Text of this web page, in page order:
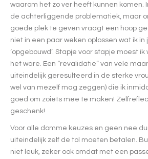
waarom het zo ver heeft kunnen komen.
de achterliggende problematiek, maar
goede plek te geven vraagt een hoop
niet in een paar weken oplossen wat ik in
‘opgebouwd’. Stapje voor stapje moest
het ware. Een “revalidatie” van vele
uiteindelijk geresulteerd in de sterke
wel van mezelf mag zeggen) die ik
goed om zoiets mee te maken!
geschenk!
Voor alle domme keuzes en geen nee
uiteindelijk zelf de tol moeten betalen.
niet leuk, zeker ook omdat met een